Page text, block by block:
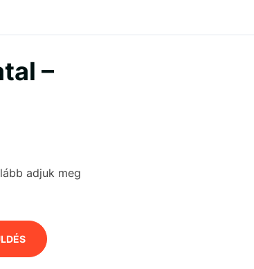
–
adjuk meg